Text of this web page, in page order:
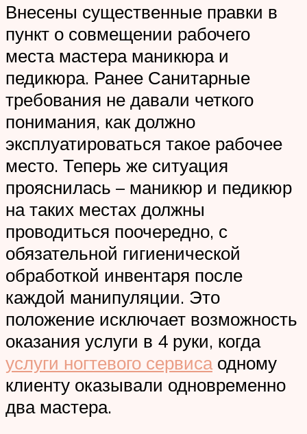
Внесены существенные правки в
пункт о совмещении рабочего
места мастера маникюра и
педикюра. Ранее Санитарные
требования не давали четкого
понимания, как должно
эксплуатироваться такое рабочее
место. Теперь же ситуация
прояснилась – маникюр и педикюр
на таких местах должны
проводиться поочередно, с
обязательной гигиенической
обработкой инвентаря после
каждой манипуляции. Это
положение исключает возможность
оказания услуги в 4 руки, когда
услуги ногтевого сервисаодному
клиенту оказывали одновременно
два мастера.